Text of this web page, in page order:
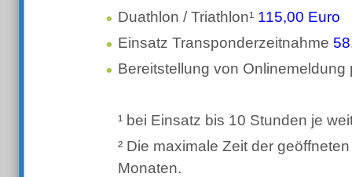
Duathlon / Triathlon¹ 115,00 Euro
Einsatz Transponderzeitnahme
Bereitstellung von Onlinemeldung
¹ bei Einsatz bis 10 Stunden je
² Die maximale Zeit der
Monaten.